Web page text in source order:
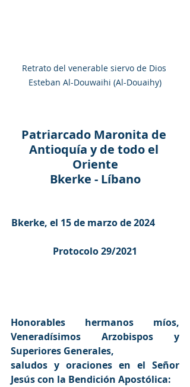
Retrato del venerable siervo de Dios
Esteban Al-Douwaihi (Al-Douaihy)
Patriarcado Maronita de
Antioquía y de todo el
Oriente
Bkerke - Líbano
Bkerke, el 15 de marzo de 2024
Protocolo 29/2021
Honorables hermanos míos,
Veneradísimos Arzobispos y
Superiores Generales,
saludos y oraciones en el Señor
Jesús con la Bendición Apostólica: